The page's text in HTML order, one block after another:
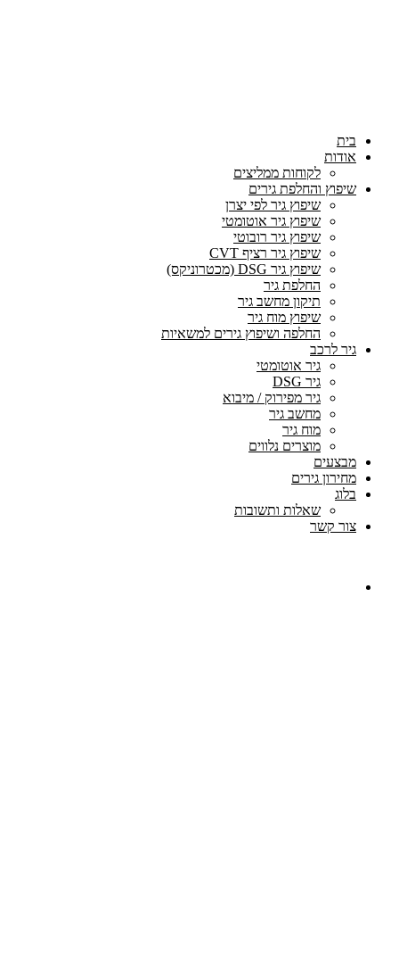
בית
אודות
לקוחות ממליצים
שיפוץ והחלפת גירים
שיפוץ גיר לפי יצרן
שיפוץ גיר אוטומטי
שיפוץ גיר רובוטי
שיפוץ גיר רציף CVT
שיפוץ גיר DSG (מכטרוניקס)
החלפת גיר
תיקון מחשב גיר
שיפוץ מוח גיר
החלפה ושיפוץ גירים למשאיות
גיר לרכב
גיר אוטומטי
גיר DSG
גיר מפירוק / מיבוא
מחשב גיר
מוח גיר
מוצרים נלווים
מבצעים
מחירון גירים
בלוג
שאלות ותשובות
צור קשר